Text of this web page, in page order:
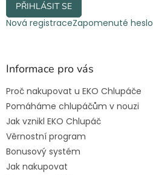
PŘIHLÁSIT SE
Nová registraceZapomenuté heslo
Informace pro vás
Proč nakupovat u EKO Chlupáče
Pomáháme chlupáčům v nouzi
Jak vznikl EKO Chlupáč
Věrnostní program
Bonusový systém
Jak nakupovat